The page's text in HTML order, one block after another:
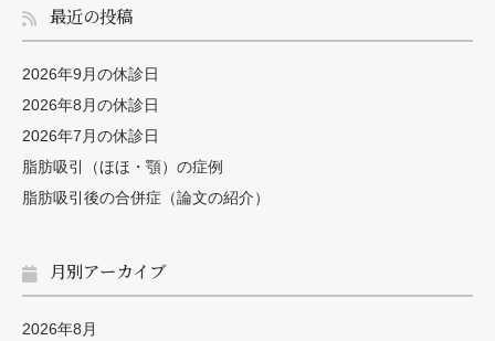
最近の投稿
2026年9月の休診日
2026年8月の休診日
2026年7月の休診日
脂肪吸引（ほほ・顎）の症例
脂肪吸引後の合併症（論文の紹介）
月別アーカイブ
2026年8月